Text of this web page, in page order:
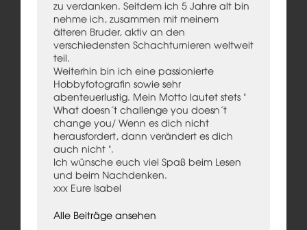
zu verdanken. Seitdem ich 5 Jahre alt bin
nehme ich, zusammen mit meinem
älteren Bruder, aktiv an den
verschiedensten Schachturnieren weltweit
teil.
Weiterhin bin ich eine passionierte
Hobbyfotografin sowie sehr
abenteuerlustig. Mein Motto lautet stets "
What doesn´t challenge you doesn´t
change you/ Wenn es dich nicht
herausfordert, dann verändert es dich
auch nicht ".
Ich wünsche euch viel Spaß beim Lesen
und beim Nachdenken.
xxx Eure Isabel
Alle Beiträge ansehen